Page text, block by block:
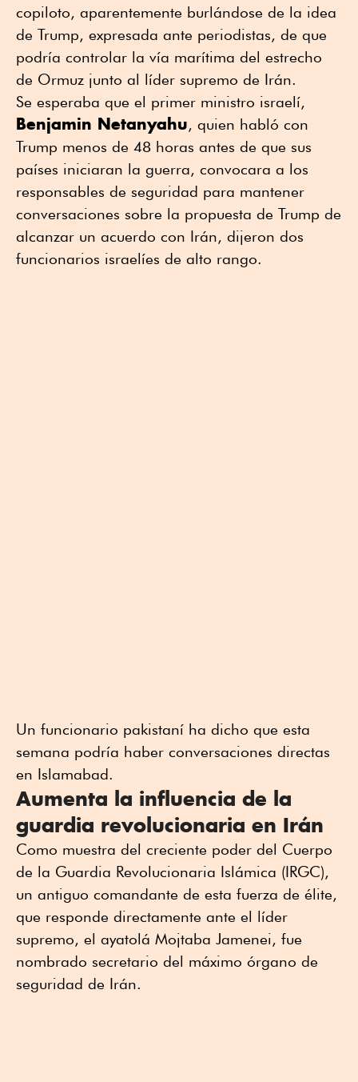
copiloto, aparentemente burlándose de la idea
de Trump, expresada ante periodistas, de que
podría controlar la vía marítima del estrecho
de Ormuz junto al líder supremo de Irán.
Se esperaba que el primer ministro israelí,
Benjamin Netanyahu, quien habló con
Trump menos de 48 horas antes de que sus
países iniciaran la guerra, convocara a los
responsables de seguridad para mantener
conversaciones sobre la propuesta de Trump de
alcanzar un acuerdo con Irán, dijeron dos
funcionarios israelíes de alto rango.
Un funcionario pakistaní ha dicho que esta
semana podría haber conversaciones directas
en Islamabad.
Aumenta la influencia de la
guardia revolucionaria en Irán
Como muestra del creciente poder del Cuerpo
de la Guardia Revolucionaria Islámica (IRGC),
un antiguo comandante de esta fuerza de élite,
que responde directamente ante el líder
supremo, el ayatolá Mojtaba Jamenei, fue
nombrado secretario del máximo órgano de
seguridad de Irán.